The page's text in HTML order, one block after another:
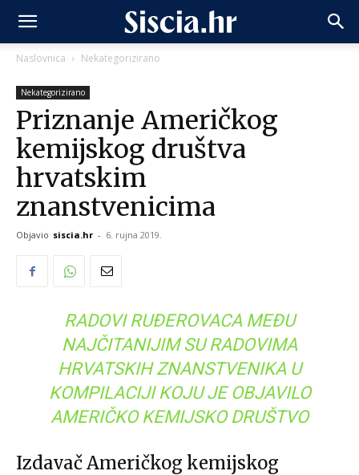
Naslovnica Nekategorizirano
Nekategorizirano
Priznanje Američkog
kemijskog društva
hrvatskim
znanstvenicima
Objavio siscia.hr - 6. rujna 2019.
RADOVI RUĐEROVACA MEĐU
NAJČITANIJIM SU RADOVIMA
HRVATSKIH ZNANSTVENIKA U
KOMPILACIJI KOJU JE OBJAVILO
AMERIČKO KEMIJSKO DRUŠTVO
Izdavač Američkog kemijskog